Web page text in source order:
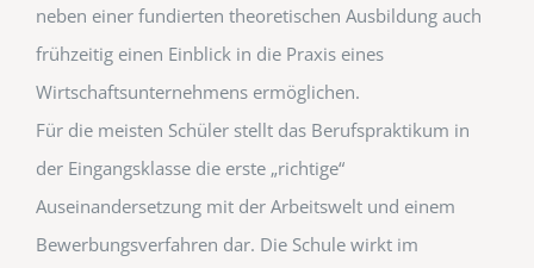
neben einer fundierten theoretischen Ausbildung auch
frühzeitig einen Einblick in die Praxis eines
Wirtschaftsunternehmens ermöglichen.
Für die meisten Schüler stellt das Berufspraktikum in
der Eingangsklasse die erste „richtige“
Auseinandersetzung mit der Arbeitswelt und einem
Bewerbungsverfahren dar. Die Schule wirkt im